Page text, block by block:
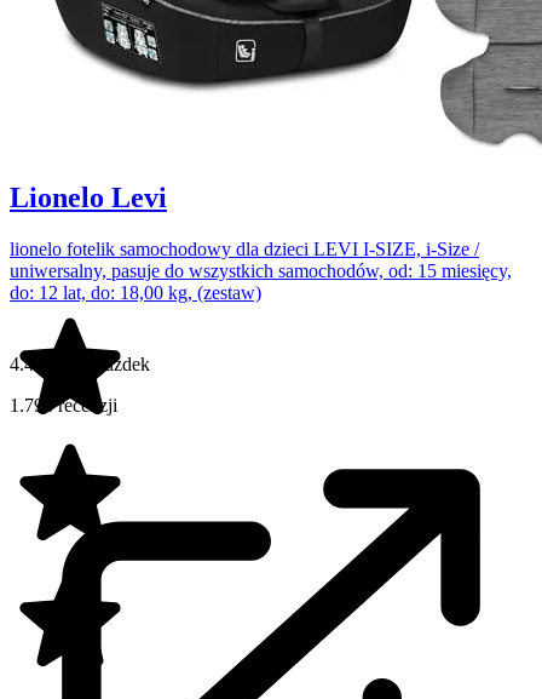
Lionelo Levi
lionelo fotelik samochodowy dla dzieci LEVI I-SIZE, i-Size /
uniwersalny, pasuje do wszystkich samochodów, od: 15 miesięcy,
do: 12 lat, do: 18,00 kg, (zestaw)
4.4 na 5 gwiazdek
1.798 recenzji